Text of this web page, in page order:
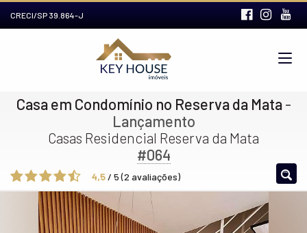
CRECI/SP 39.864-J
Casa em Condomínio no Reserva da Mata-
Lançamento
Casas Residencial Reserva da Mata
#064
4,5 / 5(2 avaliações)